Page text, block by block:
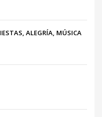
ALEGRÍA, MÚSICA